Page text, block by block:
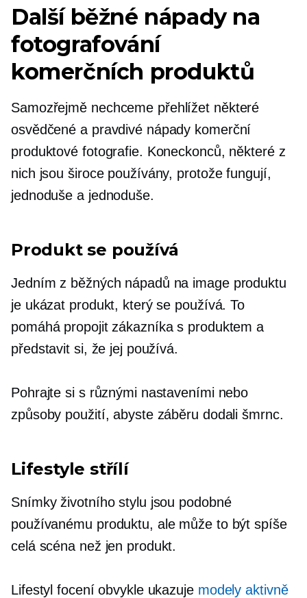
Další běžné nápady na
fotografování
komerčních produktů
Samozřejmě nechceme přehlížet některé
osvědčené a pravdivé nápady komerční
produktové fotografie. Koneckonců, některé z
nich jsou široce používány, protože fungují,
jednoduše a jednoduše.
Produkt se používá
Jedním z běžných nápadů na image produktu
je ukázat produkt, který se používá. To
pomáhá propojit zákazníka s produktem a
představit si, že jej používá.
Pohrajte si s různými nastaveními nebo
způsoby použití, abyste záběru dodali šmrnc.
Lifestyle střílí
Snímky životního stylu jsou podobné
používanému produktu, ale může to být spíše
celá scéna než jen produkt.
Lifestyl focení obvykle ukazuje modely aktivně